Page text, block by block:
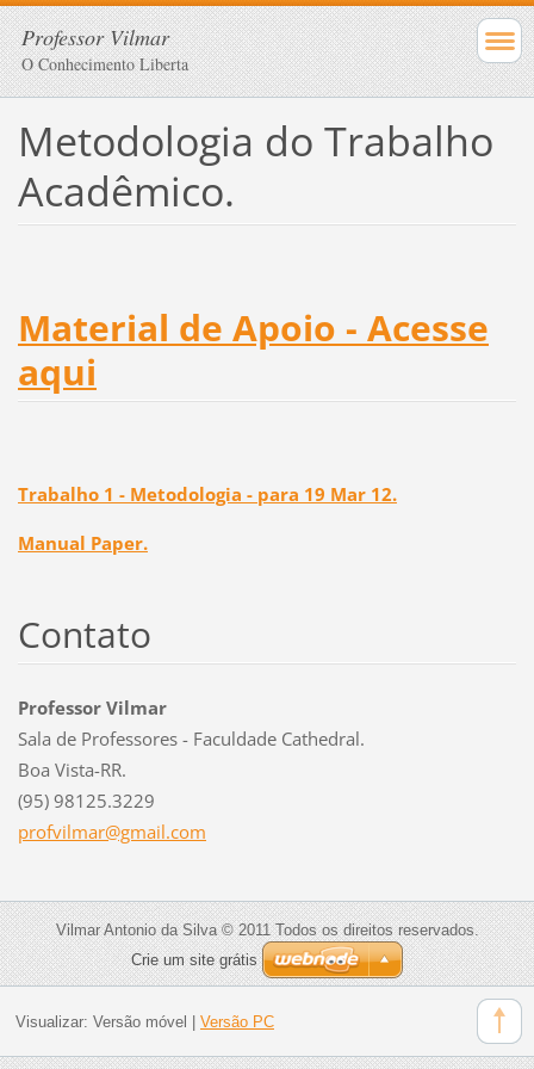
Professor Vilmar
O Conhecimento Liberta
Metodologia do Trabalho
Acadêmico.
Material de Apoio - Acesse
aqui
Trabalho 1 - Metodologia - para 19 Mar 12.
Manual Paper.
Contato
Professor Vilmar
Sala de Professores - Faculdade Cathedral.
Boa Vista-RR.
(95) 98125.3229
profvilmar@gmail.com
Vilmar Antonio da Silva © 2011 Todos os direitos reservados.
Crie um site grátis
Visualizar: Versão móvel Versão PC